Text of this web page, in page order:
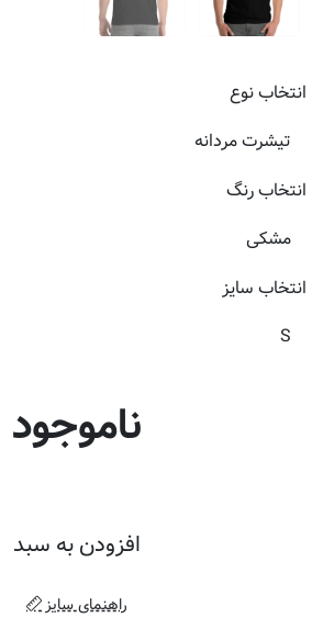
انتخابنوع
انتخابرنگ
انتخاب سایز
ناموجود
افزودن به سبد
راهنمای سایز